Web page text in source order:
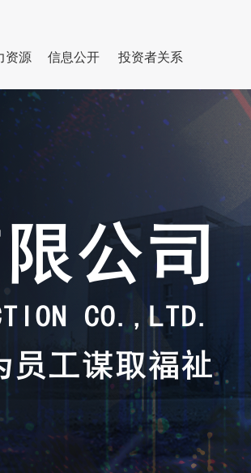
行业工作
国际合作
群团园地
资源 信息公开
履行社会责任
招标采购信息
投资者关系